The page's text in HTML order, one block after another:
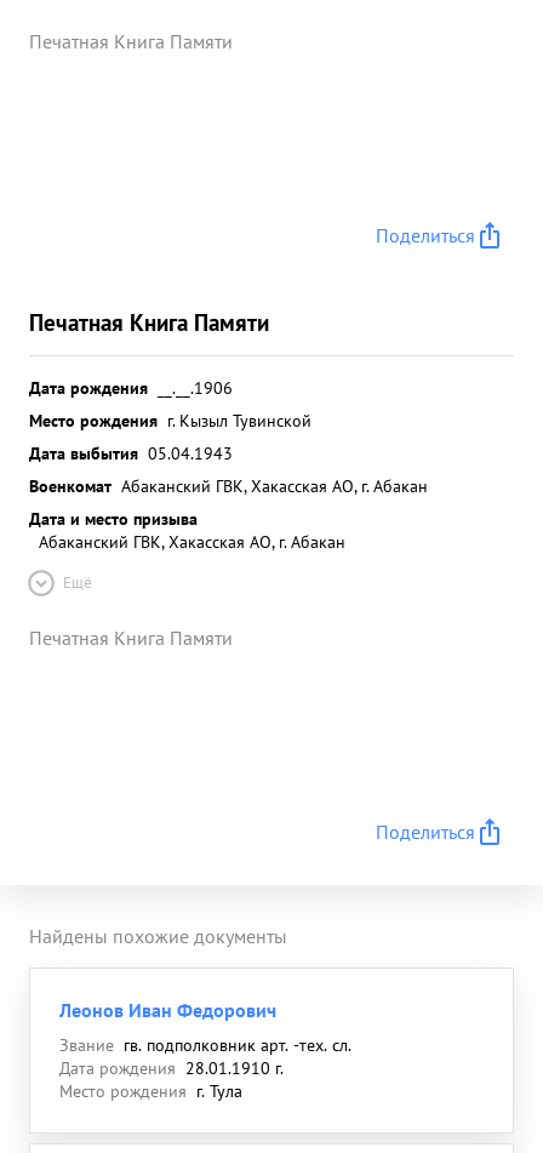
Печатная Книга Памяти
Поделиться
Печатная Книга Памяти
Дата рождения
__.__.1906
Место рождения г. Кызыл Тувинской
Дата выбытия 05.04.1943
Военкомат Абаканский ГВК, Хакасская АО, г. Абакан
Дата и место призыва
Абаканский ГВК, Хакасская АО, г. Абакан
Ещё
Печатная Книга Памяти
Поделиться
Найдены похожие документы
Леонов Иван Федорович
Звание гв. подполковник арт. -тех. сл.
Дата рождения 28.01.1910 г.
Место рождения г. Тула